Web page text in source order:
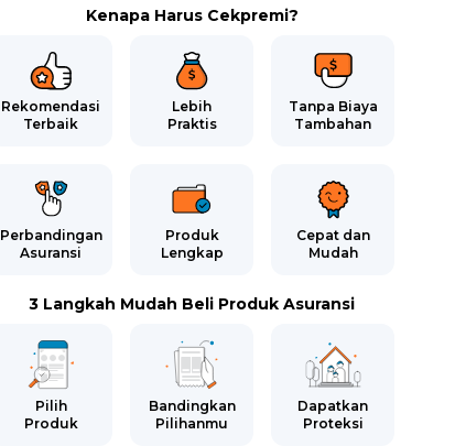
Kenapa Harus Cekpremi?
Rekomendasi
Terbaik
Lebih
Praktis
Tanpa Biaya
Tambahan
Perbandingan
Asuransi
Produk
Lengkap
Cepat dan
Mudah
3 Langkah Mudah Beli Produk Asuransi
Pilih
Produk
Bandingkan
Pilihanmu
Dapatkan
Proteksi